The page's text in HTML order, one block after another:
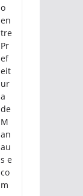
o
en
tre
Pr
ef
eit
ur
a
de
M
an
au
s e
co
m